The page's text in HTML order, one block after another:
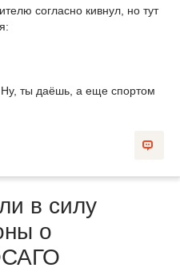
согласно кивнул, но тут
ты даёшь, а еще спортом
в силу
о